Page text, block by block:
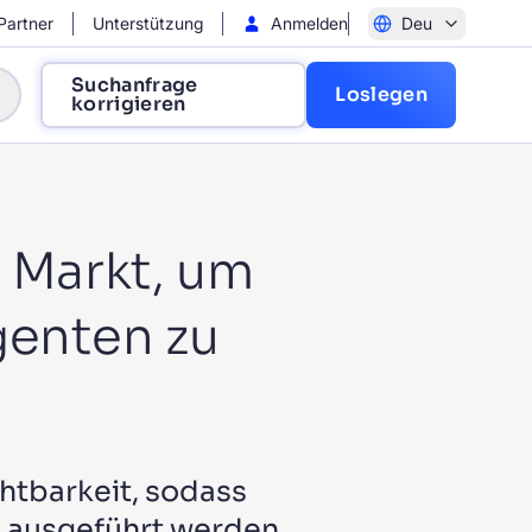
Unterstützung Anmelden Deu
Suchanfrage
korrigieren Loslegen
Umsatz zu steigern?
um
zu
sodass